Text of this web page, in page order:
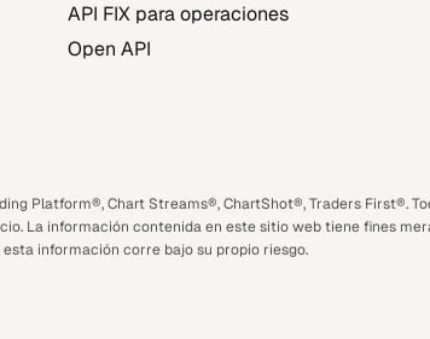
API FIX para operaciones
Open API
Platform®, Chart Streams®, ChartShot®, Traders First®.
La información contenida en este sitio web tiene fines
información corre bajo su propio riesgo.